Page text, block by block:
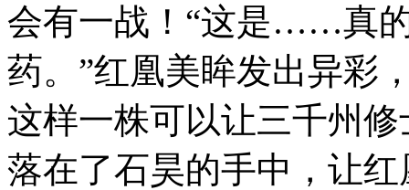
会有一战！“这是……真
药。”红凰美眸发出异彩
这样一株可以让三千州
落在了石昊的手中，让